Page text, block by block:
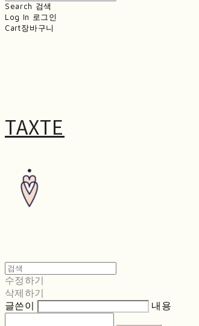
Search 검색
Log In 로그인
Cart장바구니
TAXTE
수정하기
삭제하기
글쓴이
내용